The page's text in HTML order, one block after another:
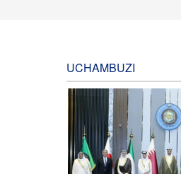
UCHAMBUZI